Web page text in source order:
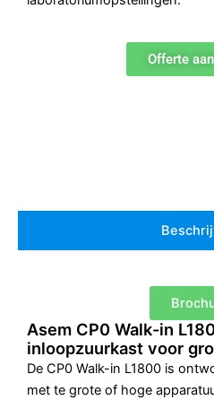
Offerte
Asem CP0 Walk-in
inloopzuurkast voor
De CP0 Walk-in L1800 is
met te grote of hoge